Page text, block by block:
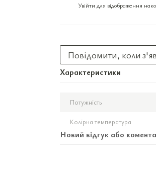
Увійти для відображення
Повідомити, коли
Характеристики
Потужність
Колірна температура
Новий відгук або